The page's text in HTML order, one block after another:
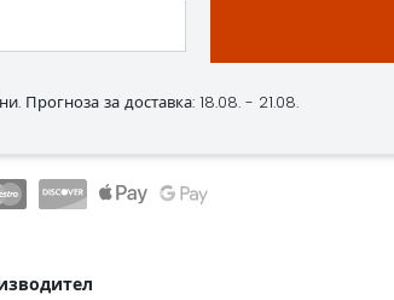
Прогноза за доставка: 18.08. - 21.08.